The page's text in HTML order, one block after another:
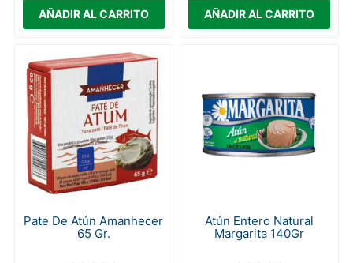
Pate De Atún Amanhecer
65 Gr.
Atún Entero Natural
Margarita 140Gr